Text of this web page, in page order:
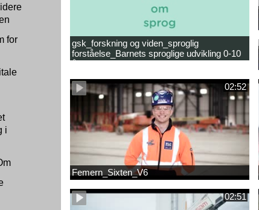
for
i
gsk_forskning og viden_sproglig
forståelse_Barnets sproglige udvikling 0-10
år_samlet film.mp4
02:52
Femern_Sixten_V6
02:51